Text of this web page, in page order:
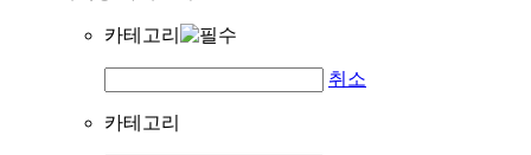
카테고리
취소
카테고리